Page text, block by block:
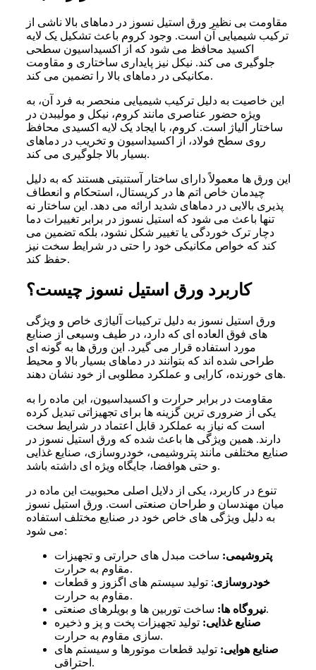
مقاومت بی نظیر ورق استیل نسوز در دماهای بالا ناشی از
ترکیب شیمیایی آن است. وجود کروم باعث تشکیل یک لایه
اکسید محافظ می شود که از اکسیداسیون سطحی
جلوگیری می کند. نیکل نیز پایداری ساختاری و مقاومت
مکانیکی در دماهای بالا را تضمین می کند.
این خاصیت به دلیل ترکیب شیمیایی منحصر به فرد آن، به
ویژه حضور عناصری مانند کروم، نیکل و مولیبدن در
ساختار آلیاژ است. کروم، با ایجاد یک لایه اکسیدی محافظ
روی سطح فولاد، از اکسیداسیون و تخریب در دماهای
بسیار بالا جلوگیری می کند.
این ورق ها معمولاً دارای ساختار آستنیتی هستند که به دلیل
چیدمان خاص اتم ها در کریستال، استحکام و انعطاف
پذیری بالایی در دماهای شدید ارائه می دهد. این ساختار نه
تنها باعث می شود که استیل نسوز در برابر تغییرات دما
دچار ترک خوردگی یا تغییر شکل نشود، بلکه تضمین می
کند که خواص مکانیکی خود را حتی در شرایط سخت نیز
حفظ کند.
کاربرد ورق استیل نسوز چیست؟
ورق استیل نسوز به دلیل ترکیبات آلیاژی خاص و ویژگی
های فوق العاده ای که دارد، در طیف وسیعی از صنایع
مورد استفاده قرار می گیرد. این ورق ها به گونه ای
طراحی شده اند که بتوانند در دماهای بسیار بالا و محیط
های خورنده، کارایی و عملکرد مطلوبی از خود نشان دهند.
مقاومت در برابر حرارت و اکسیداسیون، این ماده را به
یکی از ضروری ترین گزینه ها برای تجهیزاتی تبدیل کرده
است که نیاز به عملکرد قابل اعتماد در شرایط سخت
دارند. همین ویژگی ها باعث شده که ورق استیل نسوز در
صنایع مختلفی مانند پتروشیمی، خودروسازی، صنایع غذایی
و حتی هوافضا، جایگاه ویژه ای داشته باشد.
تنوع در کاربرد، یکی از دلایل اصلی محبوبیت این ماده در
میان مهندسان و طراحان صنعتی است. ورق استیل نسوز
به دلیل ویژگی های خاص خود در صنایع مختلف استفاده
می شود:
پتروشیمی: ساخت مبدل های حرارتی و تجهیزات
مقاوم به حرارت.
خودروسازی: تولید سیستم های اگزوز و قطعات
مقاوم به حرارت.
نیروگاه ها:ساخت توربین ها و بویلرهای صنعتی.
صنایع غذایی: تولید تجهیزات پخت و پز و ذخیره
سازی مقاوم به حرارت.
صنایع هوایی: تولید قطعات موتورها و سیستم های
احتراقی.